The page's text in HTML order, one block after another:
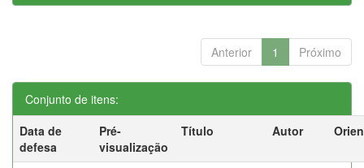
Anterior 1 Próximo
Conjunto de itens:
Data de
defesa
Pré-
visualização
Título Autor